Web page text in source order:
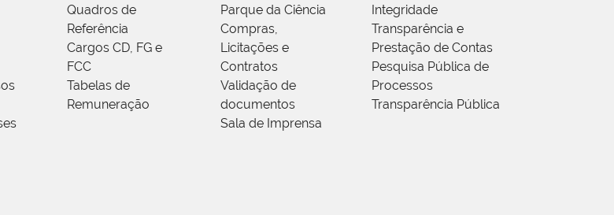
Quadros de
Referência
Cargos CD, FG e
FCC
Tabelas de
Remuneração
Parque da Ciência
Compras,
Licitações e
Contratos
Validação de
documentos
Sala de Imprensa
Integridade
Transparência e
Prestação de Contas
Pesquisa Pública de
Processos
Transparência Pública